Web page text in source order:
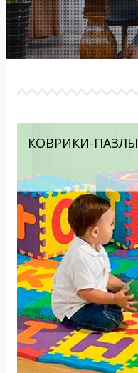
КОВРИКИ-ПАЗЛЫ